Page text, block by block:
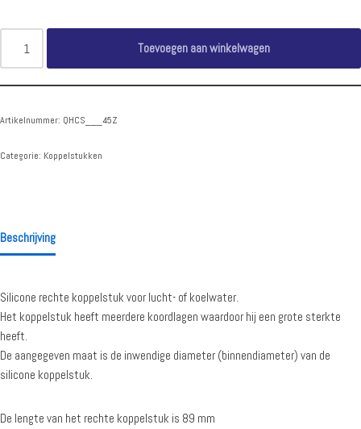
Toevoegen aan winkelwagen
Artikelnummer: QHCS___45Z
Categorie: Koppelstukken
Beschrijving
Silicone rechte koppelstuk voor lucht- of koelwater.
Het koppelstuk heeft meerdere koordlagen waardoor hij een grote sterkte
heeft.
De aangegeven maat is de inwendige diameter (binnendiameter) van de
silicone koppelstuk.
De lengte van het rechte koppelstuk is 89 mm